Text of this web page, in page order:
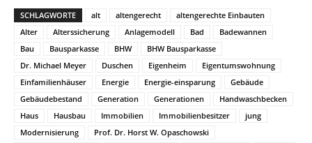
SCHLAGWORTE alt altengerecht
altengerechte Einbauten
Alter
Alterssicherung Anlagemodell Bad
Badewannen
Bau
Bausparkasse BHW
BHW Bausparkasse
Dr. Michael Meyer
Duschen Eigenheim
Eigentumswohnung
Einfamilienhäuser
Energie Energie-einsparung
Gebäude
Gebäudebestand
Generation Generationen
Handwaschbecken
Haus
Hausbau Immobilien Immobilienbesitzer
jung
Modernisierung
Prof. Dr. Horst W. Opaschowski